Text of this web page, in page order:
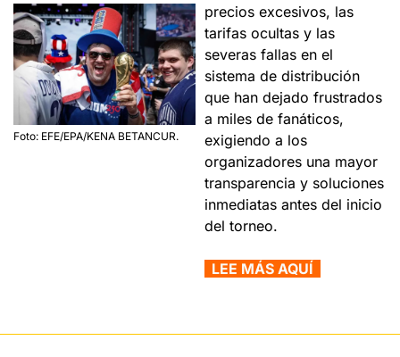
Foto: EFE/EPA/KENA BETANCUR.
precios excesivos, las
tarifas ocultas y las
severas fallas en el
sistema de distribución
que han dejado frustrados
a miles de fanáticos,
exigiendo a los
organizadores una mayor
transparencia y soluciones
inmediatas antes del inicio
del torneo.
  LEE MÁS AQUÍ